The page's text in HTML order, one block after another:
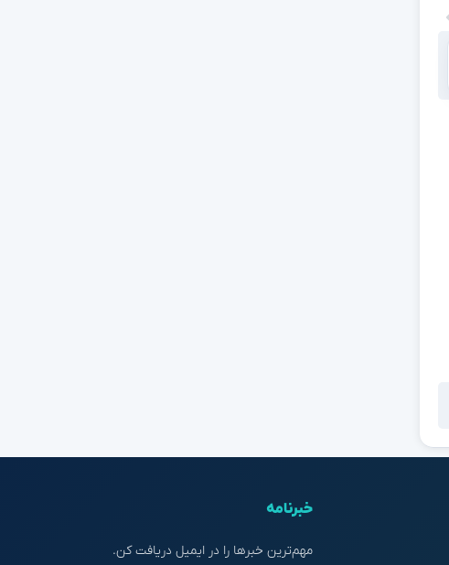
خبرنامه
مهم‌ترین خبرها را در ایمیل دریافت کن.